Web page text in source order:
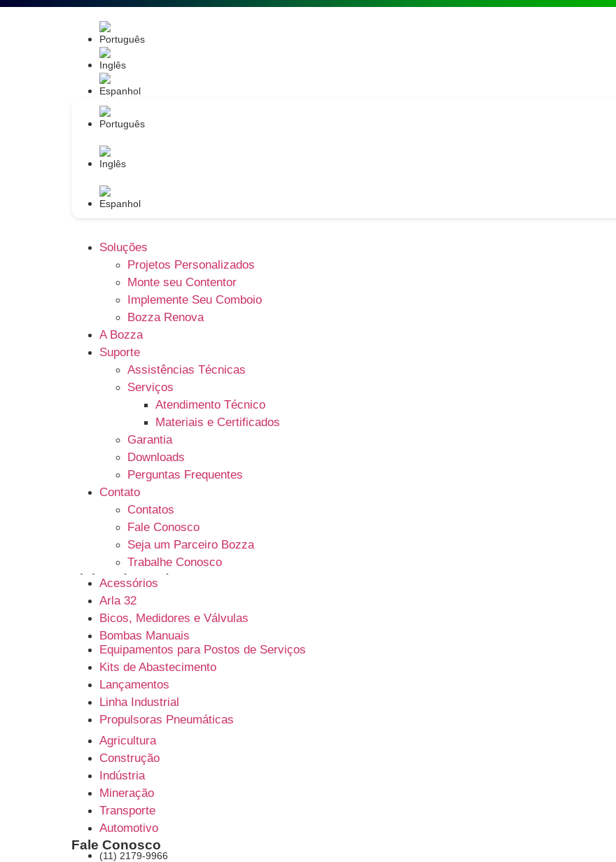
Navegue
Soluções
Projetos Personalizados
Monte seu Contentor
Implemente Seu Comboio
Bozza Renova
A Bozza
Suporte
Assistências Técnicas
Serviços
Atendimento Técnico
Materiais e Certificados
Garantia
Downloads
Perguntas Frequentes
Contato
Contatos
Fale Conosco
Seja um Parceiro Bozza
Trabalhe Conosco
Linhas de Produto
Acessórios
Arla 32
Bicos, Medidores e Válvulas
Bombas Manuais
Carretéis Retráteis e Mangueiras
Equipamentos para Postos de Serviços
Kits de Abastecimento
Lançamentos
Linha Industrial
Propulsoras Pneumáticas
Segmentos
Agricultura
Construção
Indústria
Mineração
Transporte
Automotivo
Fale Conosco
(11) 2179-9966